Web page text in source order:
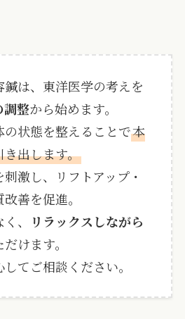
は、東洋医学の考えを
調整から始めます。
状態を整えることで本
出します。
激し、リフトアップ・
善を促進。
、
リラックスしながら
けます。
てご相談ください。